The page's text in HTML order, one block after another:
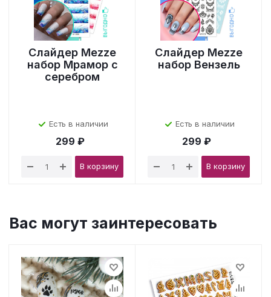
Слайдер Mezze
набор Мрамор с
серебром
Есть в наличии
299 ₽
В корзину
Слайдер Mezze
набор Вензель
Есть в наличии
299 ₽
В корзину
Вас могут заинтересовать